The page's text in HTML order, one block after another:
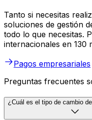
Tanto si necesitas
soluciones de gestión
todo lo que necesitas.
internacionales en 130
Pagos empresariales
Preguntas frecuentes
¿Cuál es el tipo de cambio